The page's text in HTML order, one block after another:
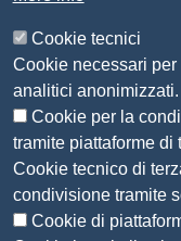
Dichiarazione di
Feedback
Siti tematici:
© 2026 CAMERA
MAREMMA E
Cookie tecnici
Cookie necessari
analitici anonimizzati.
Cookie per la
tramite piattaforme di
Cookie tecnico di
condivisione tramite
Cookie di